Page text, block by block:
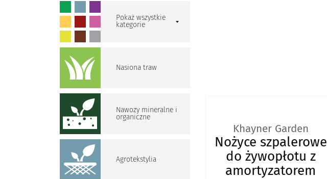
Pokaż wszystkie
kategorie
Nasiona traw
Nawozy mineralne i
organiczne
Agrotekstylia
Khayner Garden
Nożyce szpalerowe
do żywopłotu z
amortyzatorem